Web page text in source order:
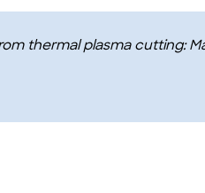
thermal plasma cutting: